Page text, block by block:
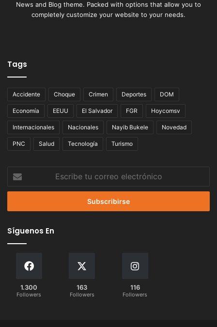
News and Blog theme. Packed with options that allow you to
completely customize your website to your needs.
Tags
Accidente Choque Crimen Deportes DOM
Economía EEUU El Salvador FGR Hoycomsv
Internacionales Nacionales Nayib Bukele Novedad
PNC Salud Tecnología Turismo
tu
correo
Síguenos En
1.300
Followers
163
Followers
116
Followers